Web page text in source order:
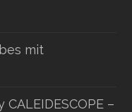
mit
CALEIDESCOPE –